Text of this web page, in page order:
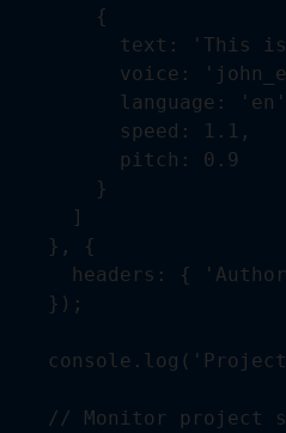
        {
text: 'This
voice:
language:
          speed: 1.1,
          pitch: 0.9
        }
      ]
    }, {
headers: {
    });
// Monitor project